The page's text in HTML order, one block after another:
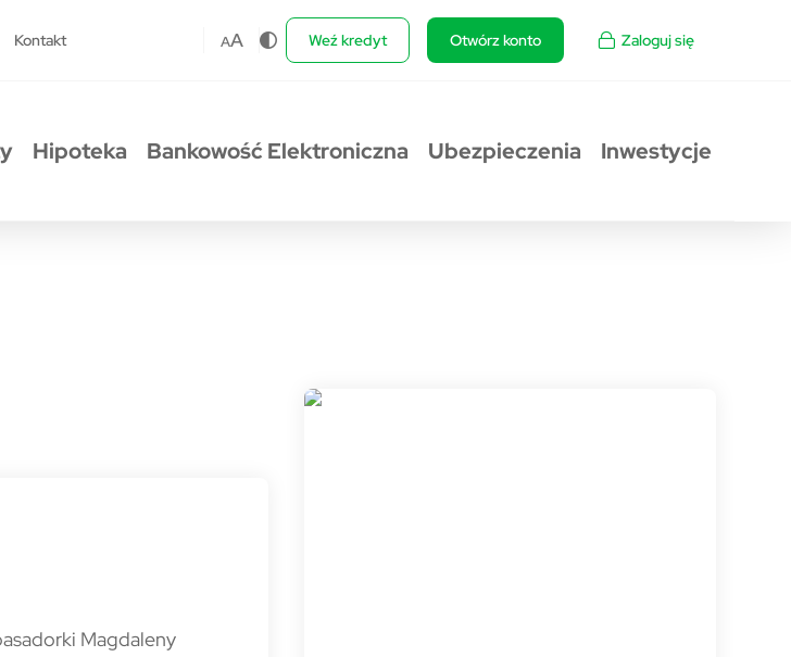
Kontakt AA Weź kredyt Otwórz konto Zaloguj się
Hipoteka Bankowość Elektroniczna Ubezpieczenia Inwestycje
Magdaleny